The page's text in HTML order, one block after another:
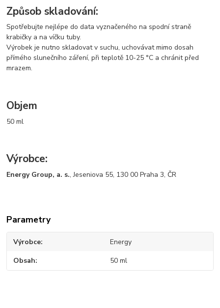
Způsob skladování:
Spotřebujte nejlépe do data vyznačeného na spodní straně
krabičky a na víčku tuby.
Výrobek je nutno skladovat v suchu, uchovávat mimo dosah
přímého slunečního záření, při teplotě 10-25 °C a chránit před
mrazem.
Objem
50 ml
Výrobce:
Energy Group, a. s., Jeseniova 55, 130 00 Praha 3, ČR
Parametry
Výrobce Energy
Obsah 50 ml